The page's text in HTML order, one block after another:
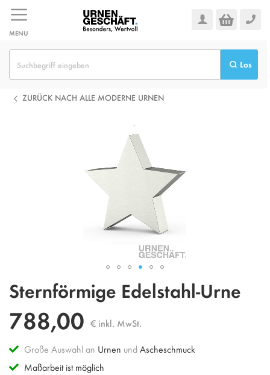
Inhalt
springen
MENU
Los
ZURÜCK NACH ALLE MODERNE URNEN
Anfang
Bildgalerie
springen
Sternförmige Edelstahl-Urne
788,00 € inkl. MwSt.
Große Auswahl an Urnen undAscheschmuck
Maßarbeit ist möglich